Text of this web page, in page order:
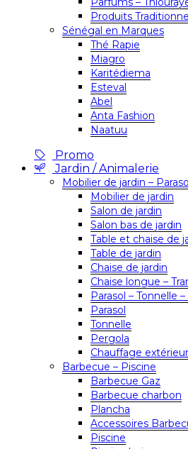
Produits
Sénégal en Marques
Thé Rapie
Miagro
Karitédiema
Esteval
Abel
Anta Fashion
Naatuu
Promo
Jardin / Animalerie
Mobilier de jardin –
Mobilier de jardin
Salon de jardin
Salon bas de jardin
Table et chaise de
Table de jardin
Chaise de jardin
Chaise longue –
Parasol – Tonnelle
Parasol
Tonnelle
Pergola
Chauffage extérieur
Barbecue – Piscine
Barbecue Gaz
Barbecue charbon
Plancha
Accessoires
Piscine